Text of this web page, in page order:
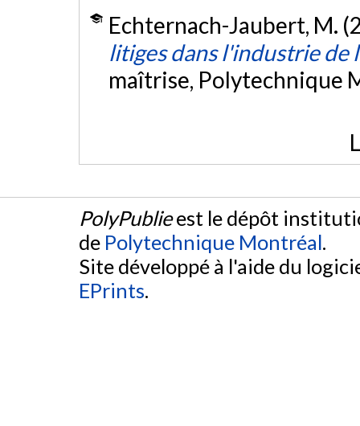
Echternach-Jaubert, M.
litiges dans l'industrie de
maîtrise, Polytechnique
PolyPublieest le dépôt
de Polytechnique Montréal.
Site développé à l'aide du
EPrints.